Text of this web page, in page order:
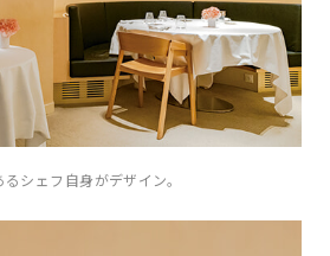
シェフ自身がデザイン。